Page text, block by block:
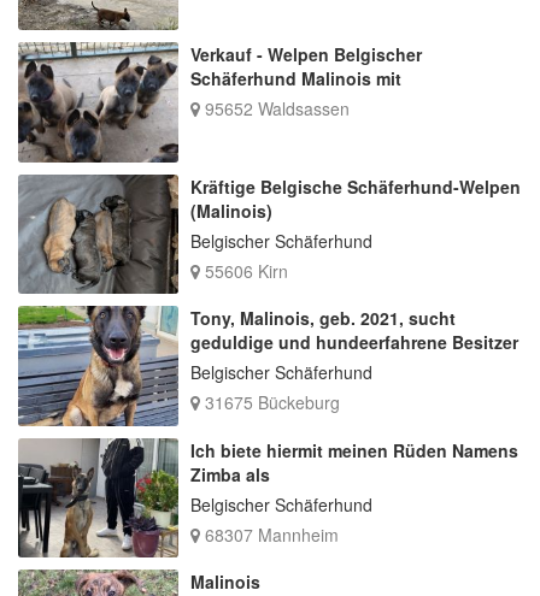
Verkauf - Welpen Belgischer
Schäferhund Malinois mit
95652 Waldsassen
Kräftige Belgische Schäferhund-Welpen
(Malinois)
Belgischer Schäferhund
55606 Kirn
Tony, Malinois, geb. 2021, sucht
geduldige und hundeerfahrene Besitzer
Belgischer Schäferhund
31675 Bückeburg
Ich biete hiermit meinen Rüden Namens
Zimba als
Belgischer Schäferhund
68307 Mannheim
Malinois